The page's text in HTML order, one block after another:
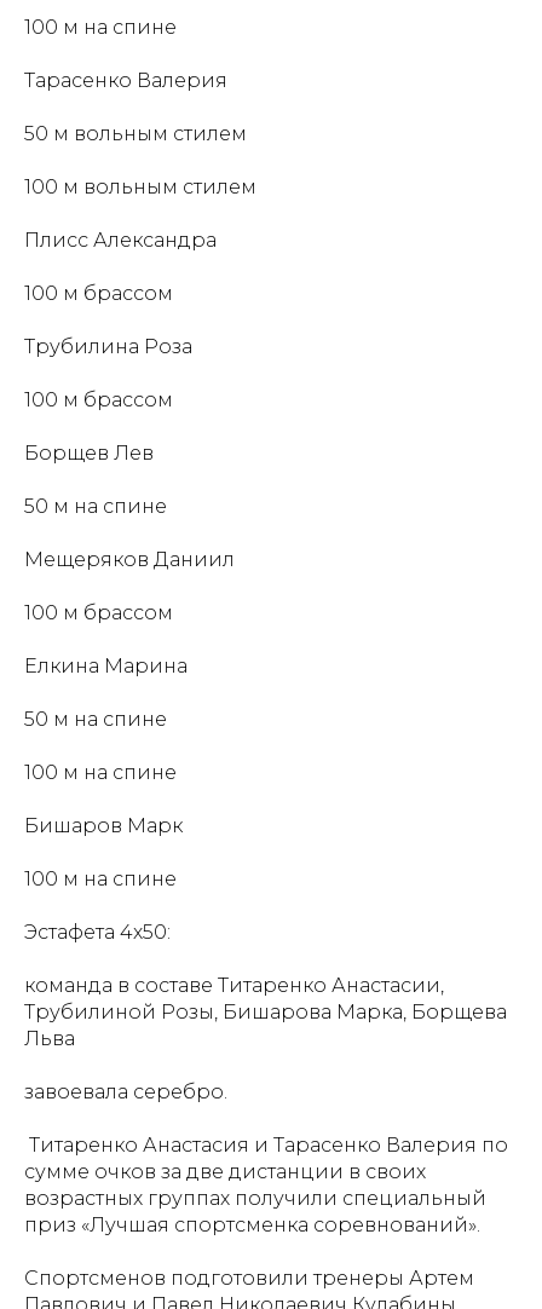
100 м на спине
Тарасенко Валерия
50 м вольным стилем
100 м вольным стилем
Плисс Александра
100 м брассом
Трубилина Роза
100 м брассом
Борщев Лев
50 м на спине
Мещеряков Даниил
100 м брассом
Елкина Марина
50 м на спине
100 м на спине
Бишаров Марк
100 м на спине
Эстафета 4х50:
команда в составе Титаренко Анастасии,
Трубилиной Розы, Бишарова Марка, Борщева
Льва
завоевала серебро.
️ Титаренко Анастасия и Тарасенко Валерия по
сумме очков за две дистанции в своих
возрастных группах получили специальный
приз «Лучшая спортсменка соревнований».
Спортсменов подготовили тренеры Артем